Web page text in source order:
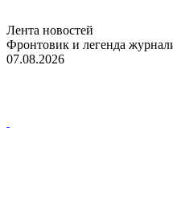
Лента новостей
Фронтовик и легенда
07.08.2026